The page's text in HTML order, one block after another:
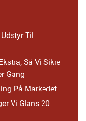
Til
Så Vi Sikre
Gang
På Markedet
Vi Glans 20